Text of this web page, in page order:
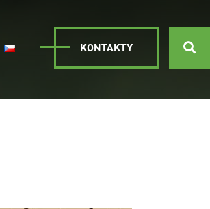
KONTAKTY